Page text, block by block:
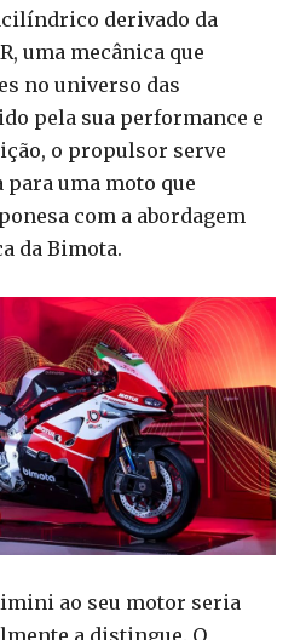
derivado da
uma mecânica que
no universo das
pela sua performance e
o propulsor serve
uma moto que
com a abordagem
da Bimota.
ao seu motor seria